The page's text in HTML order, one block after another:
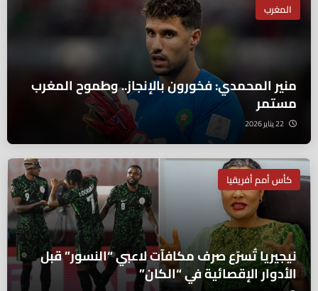
المغرب
منير المحمدي: فخورون بالإنجاز.. وطموح المغرب
مستمر
كأس أمم أفريقيا
نيجيريا تُسرّع صرف مكافآت لاعبي “النسور” قبل
الأدوار الإقصائية في “الكان”